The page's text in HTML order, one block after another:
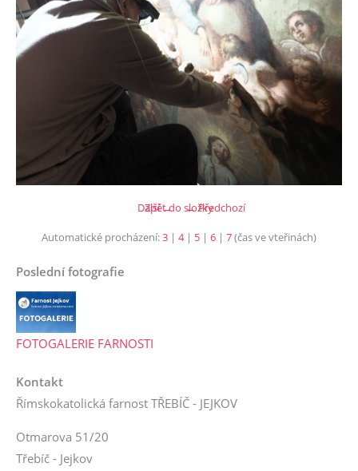
← Předchozí
Další →
Zpět do složky
Automatické procházení:3 | 4| 5 | 6 | 7(čas ve vteřinách)
Poslední fotografie
FOTOGALERIE FARNOSTI
Kontakt
Římskokatolická farnost TŘEBÍČ - JEJKOV
Otmarova 51/20
Třebíč - Jejkov